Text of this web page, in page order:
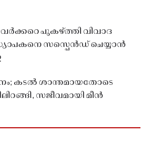
പുകഴ്ത്തി വിവാദ
സസ്പെൻഡ് ചെയ്യാൻ
കടൽ ശാന്തമായതോടെ
സജീവമായി മീൻ